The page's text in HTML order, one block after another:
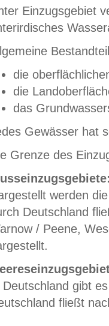
Einzugsgebiet
die
die
das
Gewässer hat
Grenze des
werden
Deutschland
/ Peene,
Deutschland gibt
fließt